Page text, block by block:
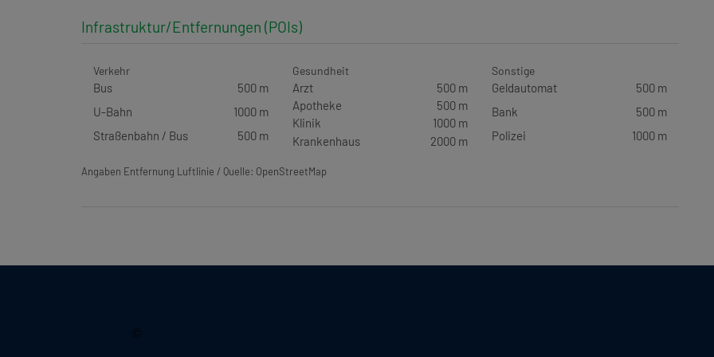
Infrastruktur/Entfernungen (POIs)
Verkehr
Bus
500 m
U-Bahn
1000 m
Straßenbahn / Bus
500 m
Gesundheit
Arzt
500 m
Apotheke
500 m
Klinik
1000 m
Krankenhaus
2000 m
Sonstige
Geldautomat
500 m
Bank
500 m
Polizei
1000 m
Angaben Entfernung Luftlinie / Quelle: OpenStreetMap
©